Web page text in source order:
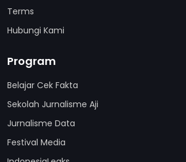
Terms
Hubungi Kami
Program
Belajar Cek Fakta
Sekolah Jurnalisme Aji
Jurnalisme Data
Festival Media